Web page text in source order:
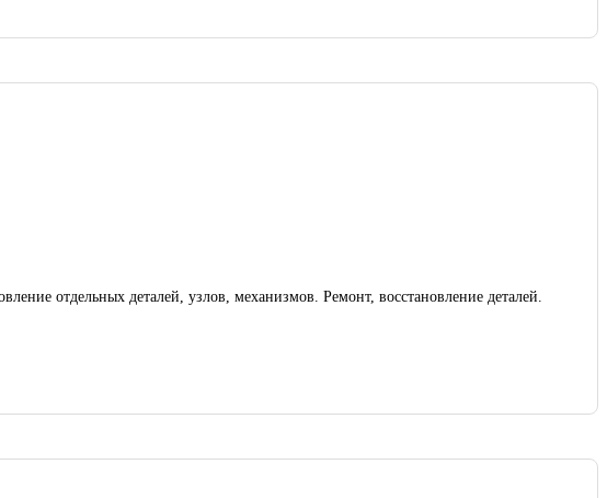
отдельных деталей, узлов, механизмов. Ремонт, восстановление деталей.